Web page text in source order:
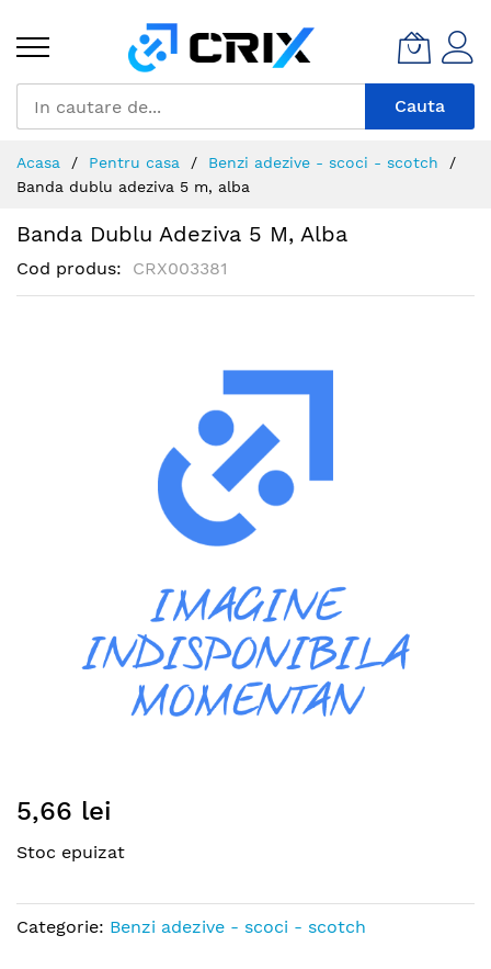
Continut
Cauta
Acasa Pentru casa
Benzi adezive - scoci - scotch
Banda dublu adeziva 5 m, alba
Banda Dublu Adeziva 5 M, Alba
Cod produs CRX003381
to
beginning
the
images
5,66 lei
Stoc epuizat
Categorie: Benzi adezive - scoci - scotch